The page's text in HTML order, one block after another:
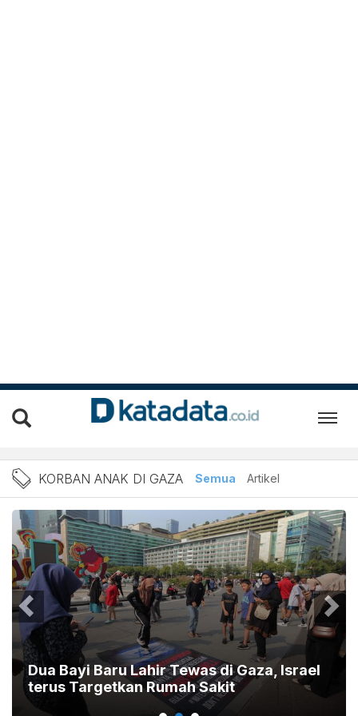
Berita Korban Anak di
KORBAN ANAK DI GAZA Semua Artikel
Dua Bayi Baru Lahir Tewas di Gaza, Israel
terus Targetkan Rumah Sakit